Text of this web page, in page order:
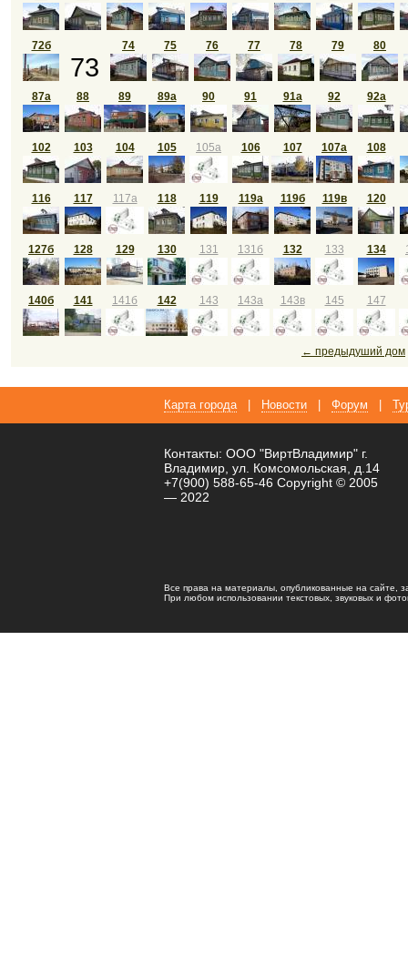
72б
73
74 75 76 77 78 79 80
87а 88 89 89а 90 91 91а 92 92а
102 103 104 105 105а 106 107 107а 108
116 117 117а 118 119 119а 119б 119в 120
127б 128 129 130 131 131б 132 133 134
140б 141 141б 142 143 143а 143в 145 147
← предыдуший дом
Карта города Новости Форум
Контакты: ООО "ВиртВладимир" г.
Владимир, ул. Комсомольская, д.14
+7(900) 588-65-46 Copyright © 2005
— 2022
Все права на материалы, опубликованные на сайте,
При любом использовании текстовых, звуковых и